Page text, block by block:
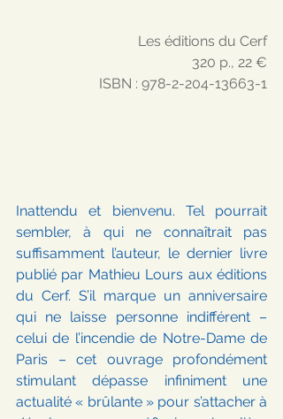
Les éditions du Cerf
320 p., 22 €
ISBN : 978-2-204-13663-1
Inattendu et bienvenu. Tel pourrait
sembler, à qui ne connaîtrait pas
suffisamment l’auteur, le dernier livre
publié par Mathieu Lours aux éditions
du Cerf. S’il marque un anniversaire
qui ne laisse personne indifférent –
celui de l’incendie de Notre-Dame de
Paris – cet ouvrage profondément
stimulant dépasse infiniment une
actualité « brûlante » pour s’attacher à